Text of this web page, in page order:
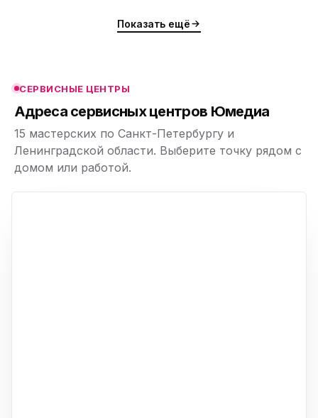
Показать ещё
СЕРВИСНЫЕ ЦЕНТРЫ
Адреса сервисных центров Юмедиа
15 мастерских по Санкт-Петербургу и
Ленинградской области. Выберите точку рядом с
домом или работой.
ю